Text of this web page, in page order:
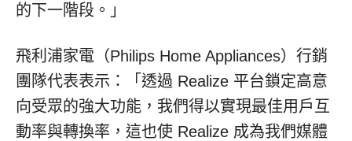
的下一階段。」
飛利浦家電（Philips Home Appliances）行銷
團隊代表表示：「透過 Realize 平台鎖定高意
向受眾的強大功能，我們得以實現最佳用戶互
動率與轉換率，這也使 Realize 成為我們媒體